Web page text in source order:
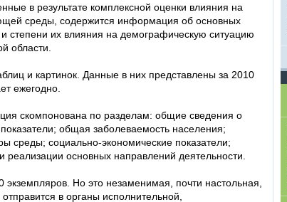
в результате комплексной оценки влияния на
среды, содержится информация об основных
степени их влияния на демографическую ситуацию
области.
и картинок. Данные в них представлены за 2010
ежегодно.
скомпонована по разделам: общие сведения о
общая заболеваемость населения;
среды; социально-экономические показатели;
основных направлений деятельности.
Но это незаменимая, почти настольная,
в органы исполнительной,